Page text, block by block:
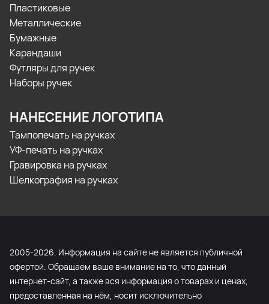
Пластиковые
Металлические
Бумажные
Карандаши
Футляры для ручек
Наборы ручек
НАНЕСЕНИЕ ЛОГОТИПА
Тампопечать на ручках
УФ-печать на ручках
Гравировка на ручках
Шелкография на ручках
2005-2026. Информация на сайте не является публичной
офертой. Обращаем ваше внимание на то, что данный
интернет-сайт, а также вся информация о товарах и ценах,
предоставленная на нём, носит исключительно